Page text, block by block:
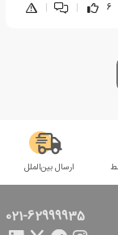
6
|
|
ارسال بین‌الملل
021-62999935